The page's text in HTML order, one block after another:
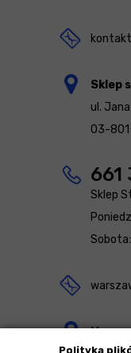
Polityka
Sklep
ul.
03-801
661
Sklep